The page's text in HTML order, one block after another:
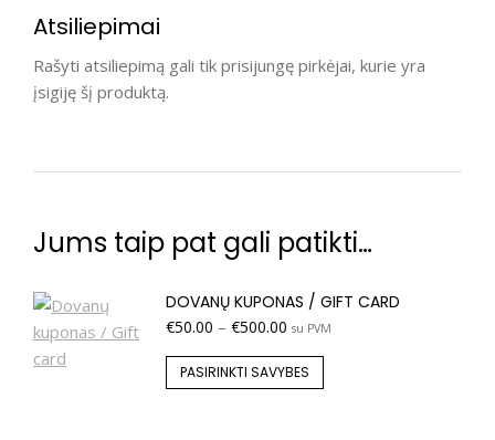
Atsiliepimai
Rašyti atsiliepimą gali tik prisijungę pirkėjai, kurie yra
įsigiję šį produktą.
Jums taip pat gali patikti…
DOVANŲ KUPONAS / GIFT CARD
€50.00 – €500.00 su PVM
PASIRINKTI SAVYBES